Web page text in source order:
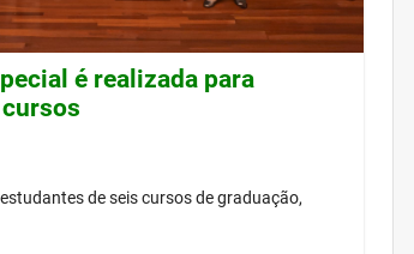
é realizada para
de seis cursos de graduação,